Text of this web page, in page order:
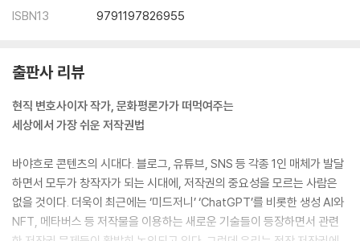
음악저작물
6. 저작권료를 지불하고 만든 야구 응원가, 저작권 침해일까?
건축저작물
7. 모델하우스를 사진 촬영하면 저작권 침해일까?
9. 현실의 건축물을 메타버스에서 모방해도 될까?
영상저작물
10. 토렌트로 영화를 다운받았을 뿐인데…
ISBN13 9791197826955
출판사 리뷰
현직 변호사이자 작가, 문화평론가가 떠먹여주는
세상에서 가장 쉬운 저작권법
바야흐로 콘텐츠의 시대다. 블로그, 유튜브, SNS 등 각종 1인 매체가 발달
하면서 모두가 창작자가 되는 시대에, 저작권의 중요성을 모르는 사람은
없을 것이다. 더욱이 최근에는 ‘미드저니’ ‘ChatGPT’를 비롯한 생성 AI와
NFT, 메타버스 등 저작물을 이용하는 새로운 기술들이 등장하면서 관련